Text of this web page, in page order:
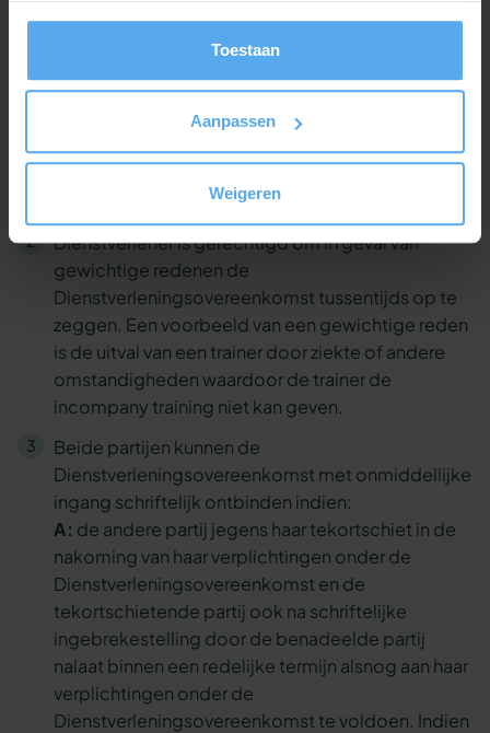
Toestaan
Aanpassen
Weigeren
Meer dan 4 weken voor de (eerste)
trainingsdag: 40%
4 tot 2 weken voor de (eerste) trainingsdag:
Minder dan 2 weken voor de (eerste)
trainingsdag: 100%
Dienstverlener is gerechtigd om in geval van
gewichtige redenen de
Dienstverleningsovereenkomst tussentijds op te
zeggen. Een voorbeeld van een gewichtige reden
is de uitval van een trainer door ziekte of andere
omstandigheden waardoor de trainer de
incompany training niet kan geven.
Beide partijen kunnen de
Dienstverleningsovereenkomst met onmiddellijke
ingang schriftelijk ontbinden indien:
A: de andere partij jegens haar tekortschiet in de
nakoming van haar verplichtingen onder de
Dienstverleningsovereenkomst en de
tekortschietende partij ook na schriftelijke
ingebrekestelling door de benadeelde partij
nalaat binnen een redelijke termijn alsnog aan haar
verplichtingen onder de
Dienstverleningsovereenkomst te voldoen. Indien